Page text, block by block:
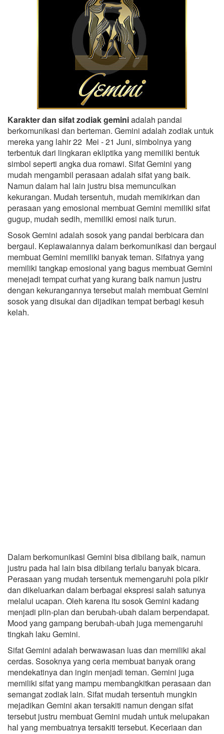
Karakter dan sifat zodiak geminiadalah pandai
berkomunikasi dan berteman. Gemini adalah zodiak untuk
mereka yang lahir 22 Mei - 21 Juni, simbolnya yang
terbentuk dari lingkaran ekliptika yang memiliki bentuk
simbol seperti angka dua romawi. Sifat Gemini yang
mudah mengambil perasaan adalah sifat yang baik.
Namun dalam hal lain justru bisa memunculkan
kekurangan. Mudah tersentuh, mudah memikirkan dan
perasaan yang emosional membuat Gemini memiliki sifat
gugup, mudah sedih, memiliki emosi naik turun.
Sosok Gemini adalah sosok yang pandai berbicara dan
bergaul. Kepiawaiannya dalam berkomunikasi dan bergaul
membuat Gemini memiliki banyak teman. Sifatnya yang
memiliki tangkap emosional yang bagus membuat Gemini
menejadi tempat curhat yang kurang baik namun justru
dengan kekurangannya tersebut malah membuat Gemini
sosok yang disukai dan dijadikan tempat berbagi kesuh
kelah.
Dalam berkomunikasi Gemini bisa dibilang baik, namun
justru pada hal lain bisa dibilang terlalu banyak bicara.
Perasaan yang mudah tersentuk memengaruhi pola pikir
dan dikeluarkan dalam berbagai ekspresi salah satunya
melalui ucapan. Oleh karena itu sosok Gemini kadang
menjadi plin-plan dan berubah-ubah dalam berpendapat.
Mood yang gampang berubah-ubah juga memengaruhi
tingkah laku Gemini.
Sifat Gemini adalah berwawasan luas dan memiliki akal
cerdas. Sosoknya yang ceria membuat banyak orang
mendekatinya dan ingin menjadi teman. Gemini juga
memiliki sifat yang mampu membangkitkan perasaan dan
semangat zodiak lain. Sifat mudah tersentuh mungkin
mejadikan Gemini akan tersakiti namun dengan sifat
tersebut justru membuat Gemini mudah untuk melupakan
hal yang membuatnya tersakiti tersebut. Keceriaan dan